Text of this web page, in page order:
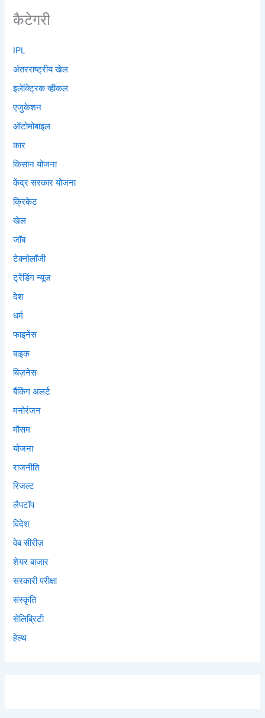
कैटेगरी
IPL
अंतरराष्ट्रीय खेल
इलेक्ट्रिक व्हीकल
एजुकेशन
ऑटोमोबाइल
कार
किसान योजना
केंद्र सरकार योजना
क्रिकेट
खेल
जॉब
टेक्नोलॉजी
ट्रेंडिंग न्यूज़
देश
धर्म
फाइनेंस
बाइक
बिज़नेस
बैंकिंग अलर्ट
मनोरंजन
मौसम
योजना
राजनीति
रिजल्ट
लैपटॉप
विदेश
वेब सीरीज़
शेयर बाजार
सरकारी परीक्षा
संस्कृति
सेलिब्रिटी
हेल्थ